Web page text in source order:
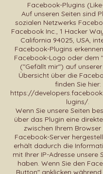
Facebook-Plugins
Auf unseren Seiten sind
sozialen Netzwerks
Facebook Inc., 1 Hacker
California 94025, USA,
Facebook-Plugins
Facebook-Logo oder dem
("Gefällt mir") auf unserer
Übersicht über die
finden Sie hier:
https://
lugins/.
Wenn Sie unsere Seiten
über das Plugin eine
zwischen Ihrem
Facebook-Server
erhält dadurch die
mit Ihrer IP-Adresse unsere
haben. Wenn Sie den
Button" anklicken während